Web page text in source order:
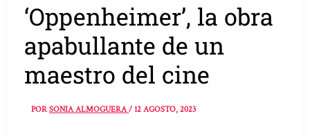
‘Oppenheimer’, la obra
apabullante de un
maestro del cine
PORSONIA ALMOGUERA/12 AGOSTO, 2023